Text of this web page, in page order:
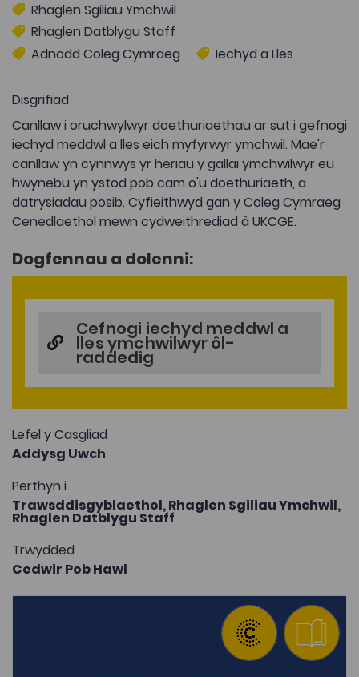
Rhaglen Sgiliau Ymchwil
Rhaglen Datblygu Staff
Adnodd Coleg Cymraeg
Iechyd a Lles
Disgrifiad
Canllaw i oruchwylwyr doethuriaethau ar sut i gefnogi
iechyd meddwl a lles eich myfyrwyr ymchwil. Mae'r
canllaw yn cynnwys yr heriau y gallai ymchwilwyr eu
hwynebu yn ystod pob cam o'u doethuriaeth, a
datrysiadau posib. Cyfieithwyd gan y Coleg Cymraeg
Cenedlaethol mewn cydweithrediad â UKCGE.
Dogfennau a dolenni:
Cefnogi iechyd meddwl a
lles ymchwilwyr ôl-
raddedig
Lefel y Casgliad
Addysg Uwch
Perthyn i
Trawsddisgyblaethol,Rhaglen Sgiliau Ymchwil,
Rhaglen Datblygu Staff
Trwydded
Cedwir Pob Hawl